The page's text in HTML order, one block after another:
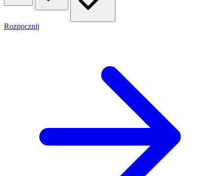
Rozpocznij